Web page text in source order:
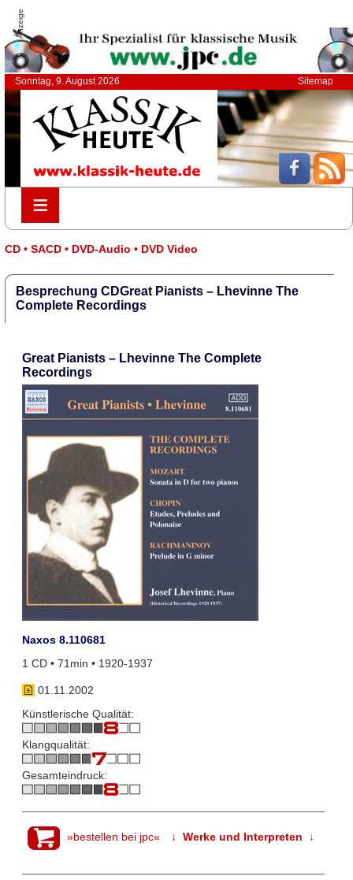
Anzeige
Sonntag, 9. August 2026 Sitemap
≡
≡
CD • SACD • DVD-Audio • DVD Video
Besprechung CDGreat Pianists – Lhevinne The
Complete Recordings
Great Pianists – Lhevinne The Complete
Recordings
Naxos 8.110681
1 CD • 71min • 1920-1937
01.11.2002
Künstlerische Qualität:
Klangqualität:
Gesamteindruck:
»bestellen bei jpc« ↓ Werke und Interpreten ↓